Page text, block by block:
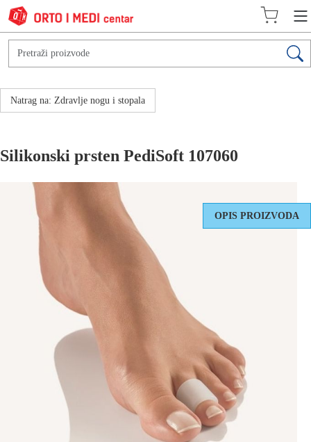
Natrag na: Zdravlje nogu i stopala
Silikonski prsten PediSoft 107060
OPIS PROIZVODA